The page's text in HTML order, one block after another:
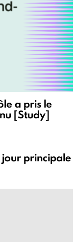
a pris le
[Study]
principale